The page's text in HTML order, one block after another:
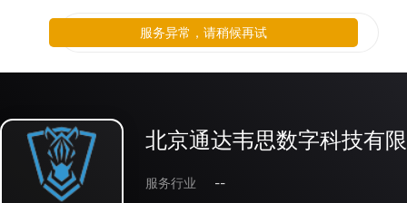
北京通达韦思数字科技有
服务行业
--
服务异常，请稍候再试